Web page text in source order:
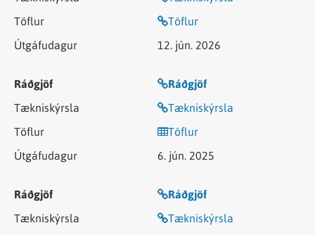
Töflur
12. jún. 2026
Ráðgjöf
Tækniskýrsla
Töflur
6. jún. 2025
Ráðgjöf
Tækniskýrsla